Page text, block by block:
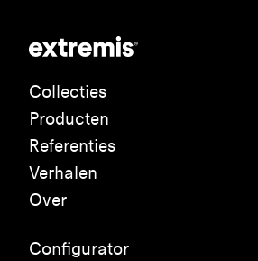
Collecties
Producten
Referenties
Verhalen
Over
Configurator